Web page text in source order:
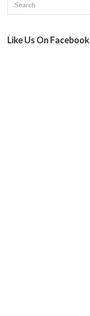
Like Us On Facebook